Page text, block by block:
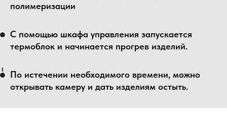
полимеризации
С помощью шкафа управления запускается
термоблок и начинается прогрев изделий.
По истечении необходимого времени, можно
открывать камеру и дать изделиям остыть.